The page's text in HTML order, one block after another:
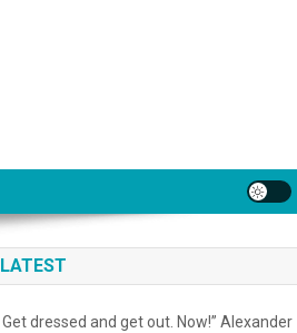
LATEST
Get dressed and get out. Now!” Alexander